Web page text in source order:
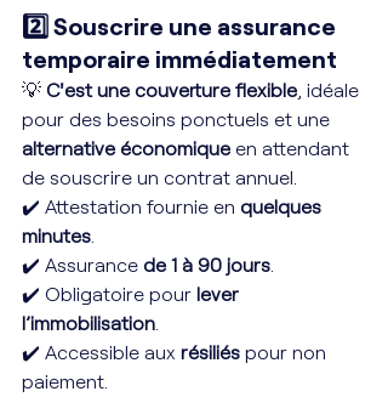
2️⃣Souscrire une assurance
temporaire immédiatement
💡 C'est une couverture flexible , idéale
pour des besoins ponctuels et une
alternative économique en attendant
de souscrire un contrat annuel.
✔️ Attestation fournie en quelques
minutes
✔️ Assurance de 1 à 90 jours
✔️ Obligatoire pour lever
l’immobilisation
✔️ Accessible aux résiliés pour non
paiement.